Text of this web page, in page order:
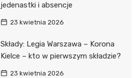
jedenastki i absencje
23 kwietnia 2026
Składy: Legia Warszawa – Korona
Kielce – kto w pierwszym składzie?
23 kwietnia 2026